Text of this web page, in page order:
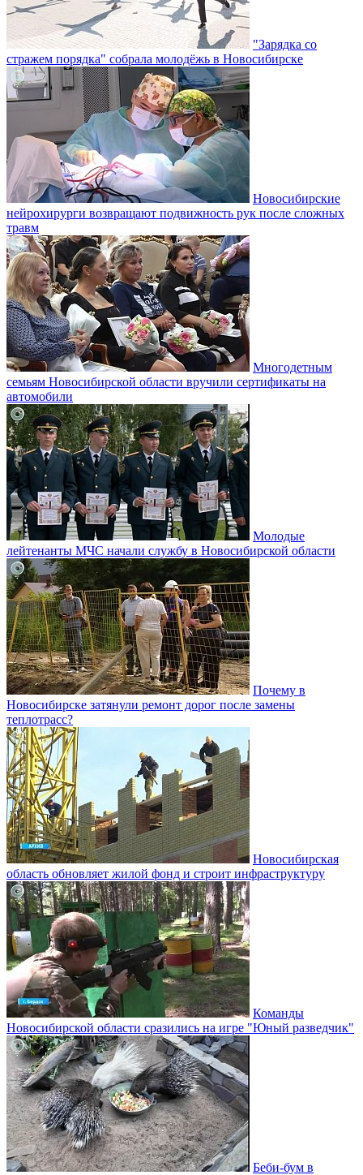
"Зарядка со
стражем порядка" собрала молодёжь в Новосибирске
Новосибирские
нейрохирурги возвращают подвижность рук после сложных
травм
Многодетным
семьям Новосибирской области вручили сертификаты на
автомобили
Молодые
лейтенанты МЧС начали службу в Новосибирской области
Почему в
Новосибирске затянули ремонт дорог после замены
теплотрасс?
Новосибирская
область обновляет жилой фонд и строит инфраструктуру
Команды
Новосибирской области сразились на игре "Юный разведчик"
Беби-бум в